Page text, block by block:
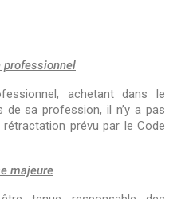
professionnel
achetant dans le
sa profession, il n’y a pas
rétractation prévu par le Code
majeure